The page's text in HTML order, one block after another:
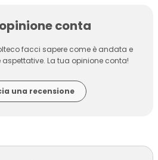
conta
facci sapere come è andata e
aspettative. La tua opinione conta!
una recensione